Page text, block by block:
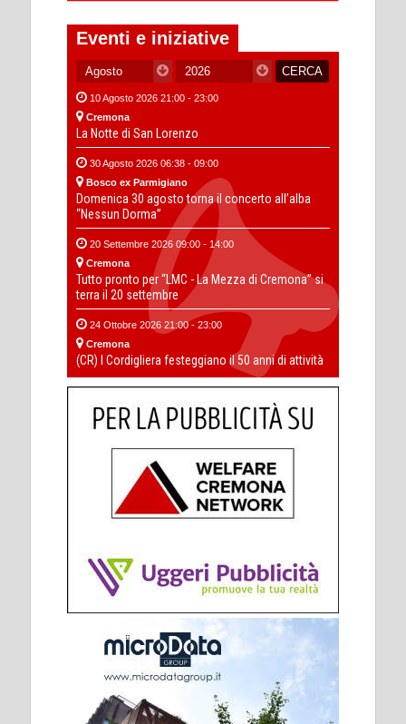
Eventi e iniziative
10 Agosto 2026 21:00 - 23:00
Cremona
La Notte di San Lorenzo
30 Agosto 2026 06:38 - 09:00
Bosco ex Parmigiano
Domenica 30 agosto torna il concerto all’alba
“Nessun Dorma”
20 Settembre 2026 09:00 - 14:00
Cremona
Tutto pronto per “LMC - La Mezza di Cremona” si
terra il 20 settembre
24 Ottobre 2026 21:00 - 23:00
Cremona
(CR) I Cordigliera festeggiano il 50 anni di attività